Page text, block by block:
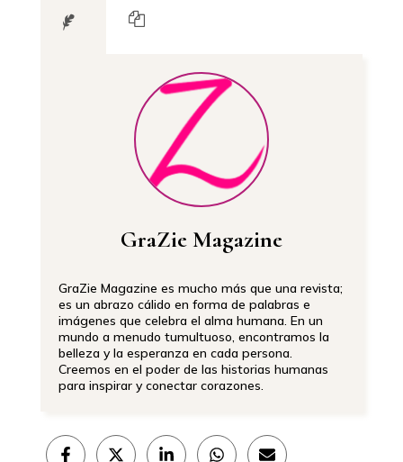
GraZie Magazine
GraZie Magazine es mucho más que una revista;
es un abrazo cálido en forma de palabras e
imágenes que celebra el alma humana. En un
mundo a menudo tumultuoso, encontramos la
belleza y la esperanza en cada persona.
Creemos en el poder de las historias humanas
para inspirar y conectar corazones.